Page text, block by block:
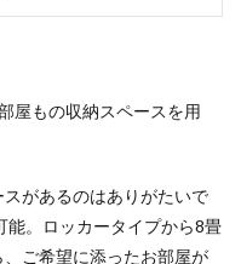
屋もの収納スペースを用
があるのはありがたいで
能。ロッカータイプから8畳
ご希望に添ったお部屋が